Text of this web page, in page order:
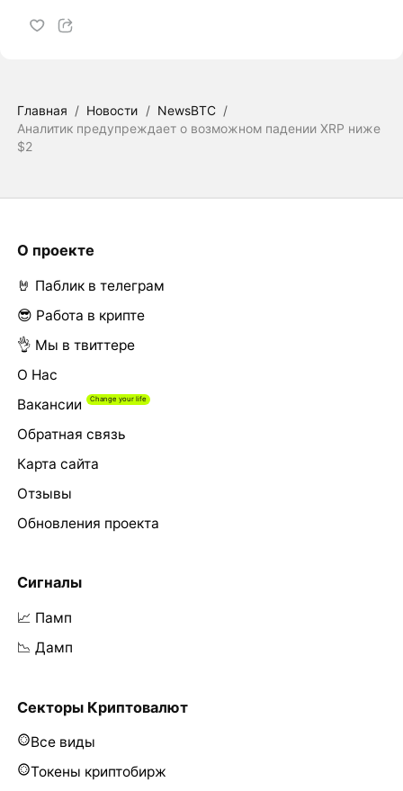
Главная / Новости / NewsBTC /
Аналитик предупреждает о возможном падении XRP ниже
$2
О проекте
🤘 Паблик в телеграм
😎 Работа в крипте
👌 Мы в твиттере
О Нас
Вакансии
Обратная связь
Карта сайта
Отзывы
Обновления проекта
Сигналы
📈 Памп
📉 Дамп
Секторы Криптовалют
Все виды
Токены криптобирж